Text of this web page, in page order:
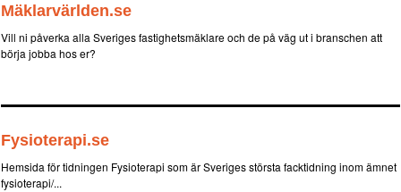
Mäklarvärlden.se
Vill ni påverka alla Sveriges fastighetsmäklare och de på väg ut i branschen att
börja jobba hos er?
Fysioterapi.se
Hemsida för tidningen Fysioterapi som är Sveriges största facktidning inom ämnet
fysioterapi/...